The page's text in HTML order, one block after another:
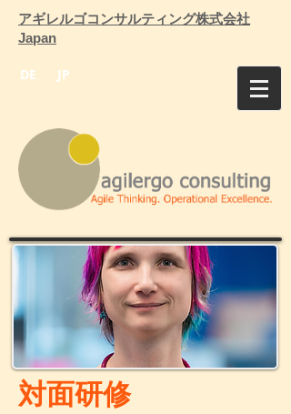
アギレルゴコンサルティング株式会社
Japan
DE JP
対面研修